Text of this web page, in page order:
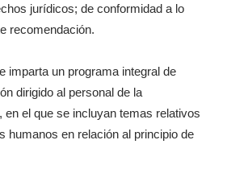
jurídicos; de conformidad a lo
recomendación.
imparta un programa integral de
dirigido al personal de la
en el que se incluyan temas relativos
humanos en relación al principio de